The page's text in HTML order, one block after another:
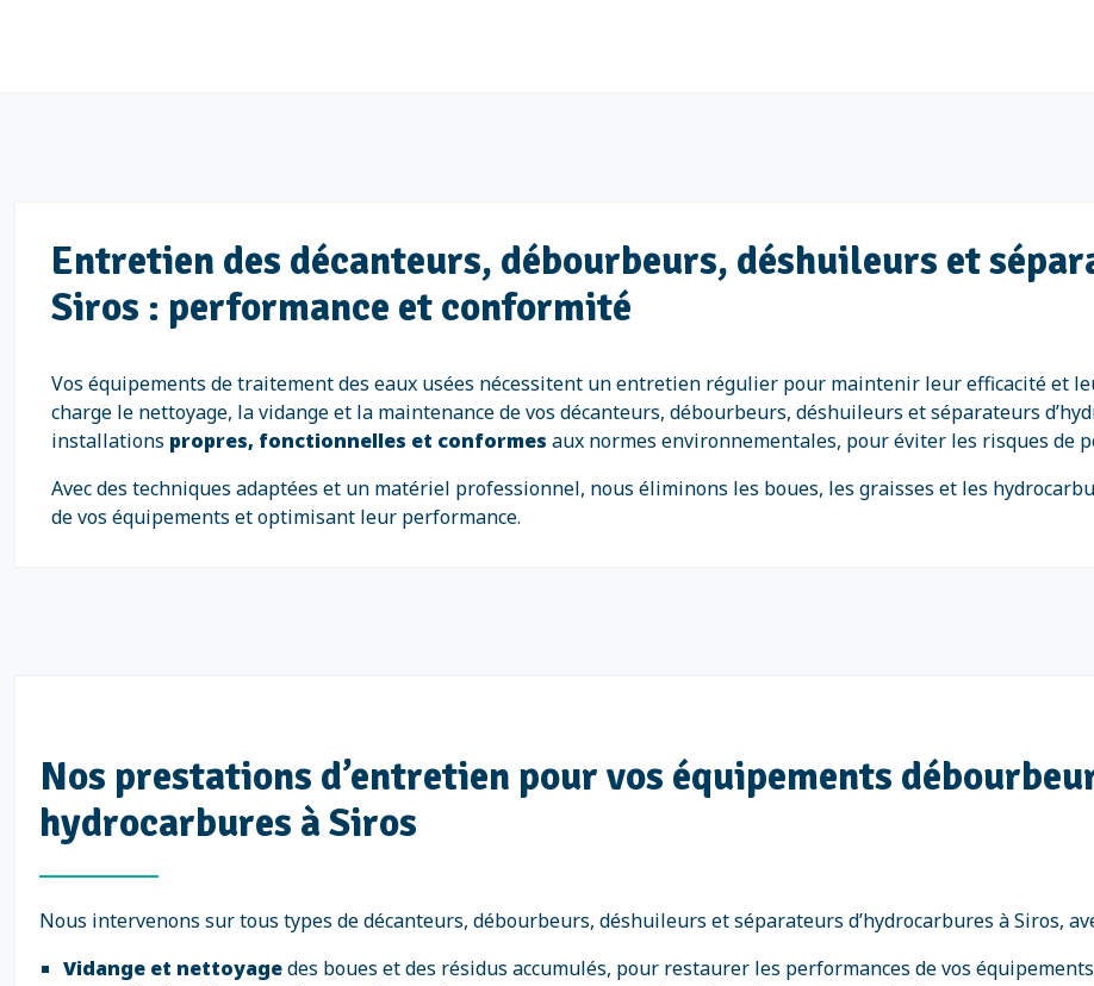
Entretien des décanteurs, débourbeurs, déshuileurs et
Siros : performance et conformité
Vos équipements de traitement des eaux usées nécessitent un entretien régulier pour maintenir leur efficacité et
charge le nettoyage, la vidange et la maintenance de vos décanteurs, débourbeurs, déshuileurs et séparateurs
installations propres, fonctionnelles et conformes aux normes environnementales, pour éviter les risques de
Avec des techniques adaptées et un matériel professionnel, nous éliminons les boues, les graisses et les
de vos équipements et optimisant leur performance.
Nos prestations d’entretien pour vos équipements
hydrocarbures à Siros
Nous intervenons sur tous types de décanteurs, débourbeurs, déshuileurs et séparateurs d’hydrocarbures à Siros,
Vidange et nettoyagedes boues et des résidus accumulés, pour restaurer les performances de vos